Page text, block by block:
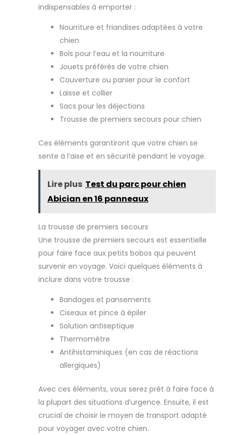
indispensables à emporter :
Nourriture et friandises adaptées à votre
chien
Bols pour l’eau et la nourriture
Jouets préférés de votre chien
Couverture ou panier pour le confort
Laisse et collier
Sacs pour les déjections
Trousse de premiers secours pour chien
Ces éléments garantiront que votre chien se
sente à l’aise et en sécurité pendant le voyage.
Lire plus Test du parc pour chien
Abician en 16 panneaux
La trousse de premiers secours
Une trousse de premiers secours est essentielle
pour faire face aux petits bobos qui peuvent
survenir en voyage. Voici quelques éléments à
inclure dans votre trousse :
Bandages et pansements
Ciseaux et pince à épiler
Solution antiseptique
Thermomètre
Antihistaminiques (en cas de réactions
allergiques)
Avec ces éléments, vous serez prêt à faire face à
la plupart des situations d’urgence. Ensuite, il est
crucial de choisir le moyen de transport adapté
pour voyager avec votre chien.